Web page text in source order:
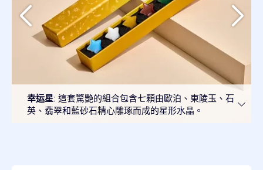
幸运星: 這套驚艷的組合包含七顆由歐泊、東陵玉、石
英、翡翠和藍砂石精心雕琢而成的星形水晶。